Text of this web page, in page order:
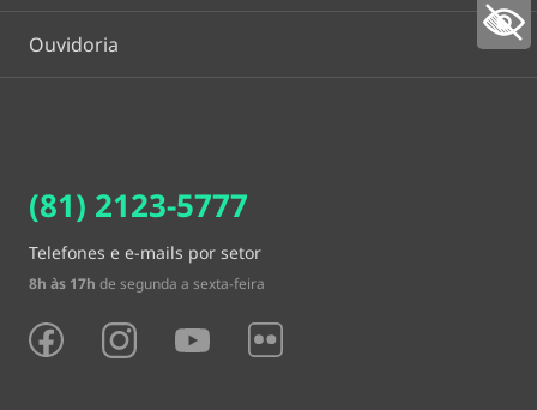
Ouvidoria
(81) 2123-5777
Telefones e e-mails por setor
8h às 17h de segunda a sexta-feira